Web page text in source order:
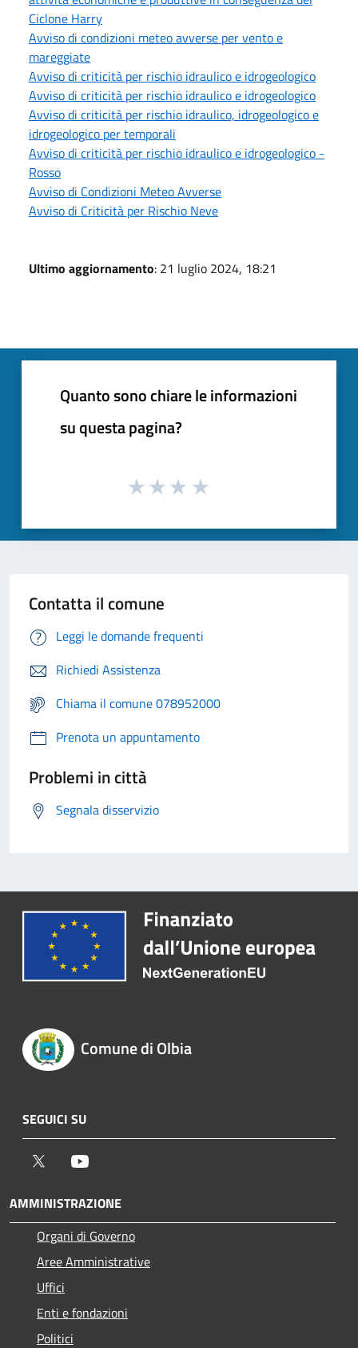
Ciclone Harry
Avviso di condizioni meteo avverse per vento e
mareggiate
Avviso di criticità per rischio idraulico e idrogeologico
Avviso di criticità per rischio idraulico e idrogeologico
Avviso di criticità per rischio idraulico, idrogeologico e
idrogeologico per temporali
Avviso di criticità per rischio idraulico e idrogeologico -
Rosso
Avviso di Condizioni Meteo Avverse
Avviso di Criticità per Rischio Neve
Ultimo aggiornamento: 21 luglio 2024, 18:21
Quanto sono chiare le informazioni
su questa pagina?
Contatta il comune
Leggi le domande frequenti
Richiedi Assistenza
Chiama il comune 078952000
Prenota un appuntamento
Problemi in città
Segnala disservizio
Comune di Olbia
SEGUICI SU
Twitter
AMMINISTRAZIONE
Organi di Governo
Aree Amministrative
Uffici
Enti e fondazioni
Politici